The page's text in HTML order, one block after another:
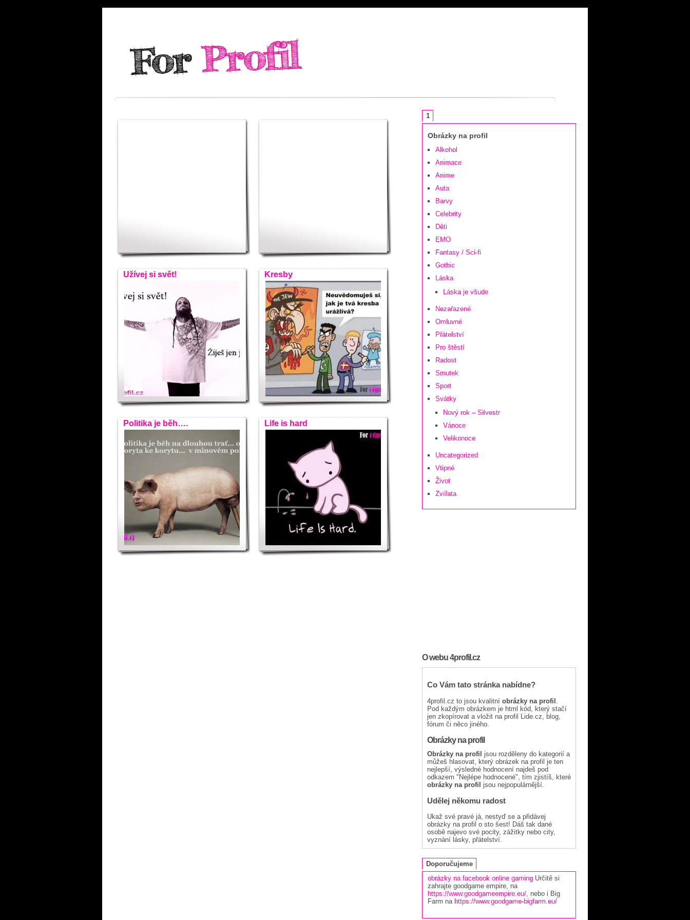
1
Obrázky na profil
Alkohol
Animace
Anime
Auta
Barvy
Celebrity
Děti
EMO
Fantasy / Sci-fi
Gothic
Láska
Láska je všude
Nezařazené
Omluvné
Přátelství
Pro štěstí
Radost
Smutek
Sport
Svátky
Nový rok – Silvestr
Vánoce
Velikonoce
Uncategorized
Vtipné
Život
Zvířata
O webu 4profil.cz
Co Vám tato stránka nabídne?
4profil.cz to jsou kvalitní obrázky na profil
Pod každým obrázkem je html kód, který stačí
jen zkopírovat a vložit na profil Lide.cz, blog,
fórum či něco jiného.
Obrázky na profil
Obrázky na profil jsou rozděleny do kategorií a
můžeš hlasovat, který obrázek na profil je ten
nejlepší, výsledné hodnocení najdeš pod
odkazem "Nejlépe hodnocené", tím zjistíš, které
obrázky na profil jsou nejpopulárnější.
Udělej někomu radost
Ukaž své pravé já, nestyď se a přidávej
obrázky na profil o sto šest! Dáš tak dané
osobě najevo své pocity, zážitky nebo city,
vyznání lásky, přátelství.
Doporučujeme
obrázky na facebook online gaming Určitě si
zahrajte goodgame empire, na
https://www.goodgameempire.eu/ , nebo i Big
Farm na https://www.goodgame-bigfarm.eu/
Užívej si svět! Kresby
Politika je běh…. Life is hard